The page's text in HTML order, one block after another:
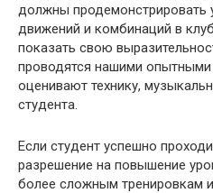
должны продемонстрировать
движений и комбинаций в
показать свою
проводятся нашими опытными
оценивают технику,
студента.
Если студент успешно
разрешение на повышение
более сложным тренировкам